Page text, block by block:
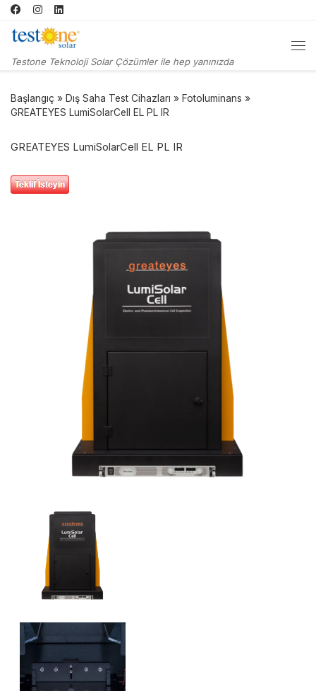
Testone Teknoloji Solar Çözümler ile hep yanınızda
Başlangıç » Dış Saha Test Cihazları » Fotoluminans »
GREATEYES LumiSolarCell EL PL IR
GREATEYES LumiSolarCell EL PL IR